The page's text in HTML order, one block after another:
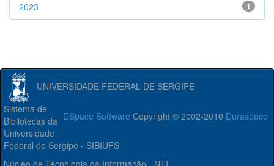
1
2023
UNIVERSIDADE FEDERAL DE SERGIPE
DSpace Software Copyright © 2002-2010 Duraspace
Sistema de
Bibliotecas da
Universidade
Federal de Sergipe - SIBIUFS
Núcleo de Tecnologia da Informação - NTI